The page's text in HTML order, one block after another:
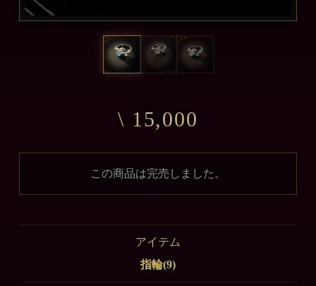
\ 15,000
この商品は完売しました。
アイテム
指輪(9)